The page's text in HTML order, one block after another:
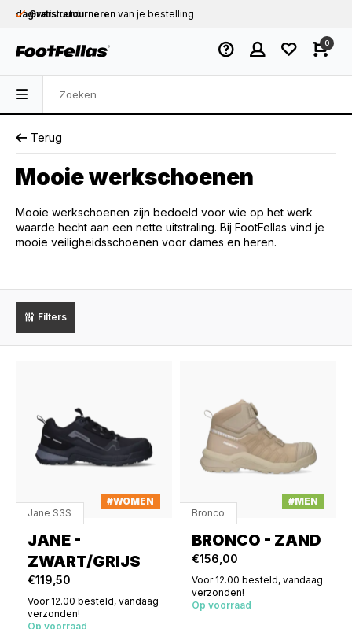
dagverstuurd
Gratis retourneren van je bestelling
dag verstuurd
0
Terug
Mooie werkschoenen
Mooie werkschoenen zijn bedoeld voor wie op het werk
waarde hecht aan een nette uitstraling. Bij FootFellas vind je
mooie veiligheidsschoenen voor dames en heren.
Filters
#WOMEN
Jane S3S
JANE -
ZWART/GRIJS
€119,50
Voor 12.00 besteld, vandaag
verzonden!
Op voorraad
#MEN
Bronco
BRONCO - ZAND
€156,00
Voor 12.00 besteld, vandaag
verzonden!
Op voorraad